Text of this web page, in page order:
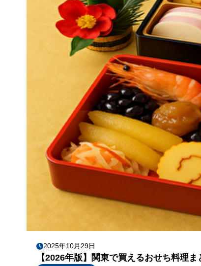
2025年10月29日
【2026年版】関東で買えるおせち料理